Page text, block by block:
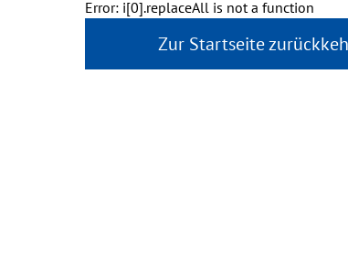
Error: i[0].replaceAll is not a function
Zur Startseite